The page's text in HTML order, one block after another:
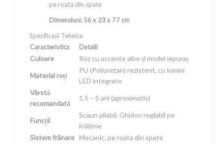
pe roata din spate
Dimensiuni: 56 x 23 x 77 cm
Specificații Tehnice
Caracteristică
Detalii
Culoare Roz cu accente albe și model iepuraș
Material roți
PU (Poliuretan) rezistent, cu lumini
LED integrate
Vârstă
recomandată
1.5 – 5 ani (aproximativ)
Funcții
Scaun pliabil, Ghidon reglabil pe
înălțime
Sistem frânare Mecanic, pe roata din spate